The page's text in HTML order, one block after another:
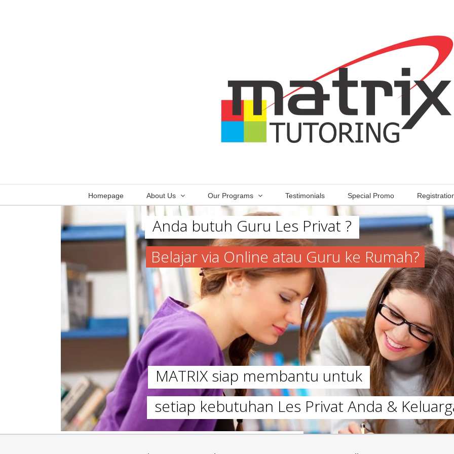
Homepage About Us Our Programs Testimonials Special Promo
Anda butuh Guru Les Privat ?
Belajar via Online atau Guru ke Rumah?
MATRIX siap membantu untuk
setiap kebutuhan Les Privat Anda &